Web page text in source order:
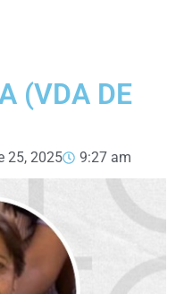
(VDA DE
25, 2025 9:27 am